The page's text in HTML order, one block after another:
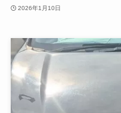
2026年1月10日